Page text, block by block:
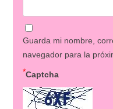
Guarda mi nombre,
navegador para la
Captcha
*